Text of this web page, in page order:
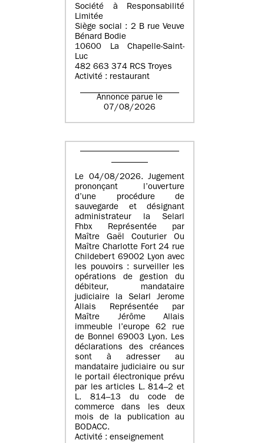
Société à Responsabilité
Limitée
Siège social : 2 B rue Veuve
Bénard Bodie
10600 La Chapelle-Saint-
Luc
482 663 374 RCS Troyes
Activité : restaurant
Annonce parue le
07/08/2026
Le 04/08/2026. Jugement
prononçant l’ouverture
d’une procédure de
sauvegarde et désignant
administrateur la Selarl
Fhbx Représentée par
Maître Gaël Couturier Ou
Maître Charlotte Fort 24 rue
Childebert 69002 Lyon avec
les pouvoirs : surveiller les
opérations de gestion du
débiteur, mandataire
judiciaire la Selarl Jerome
Allais Représentée par
Maître Jérôme Allais
immeuble l’europe 62 rue
de Bonnel 69003 Lyon. Les
déclarations des créances
sont à adresser au
mandataire judiciaire ou sur
le portail électronique prévu
par les articles L. 814–2 et
L. 814–13 du code de
commerce dans les deux
mois de la publication au
BODACC.
Activité : enseignement